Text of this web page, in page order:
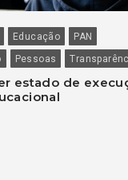
Educação
PAN
Pessoas
estado de